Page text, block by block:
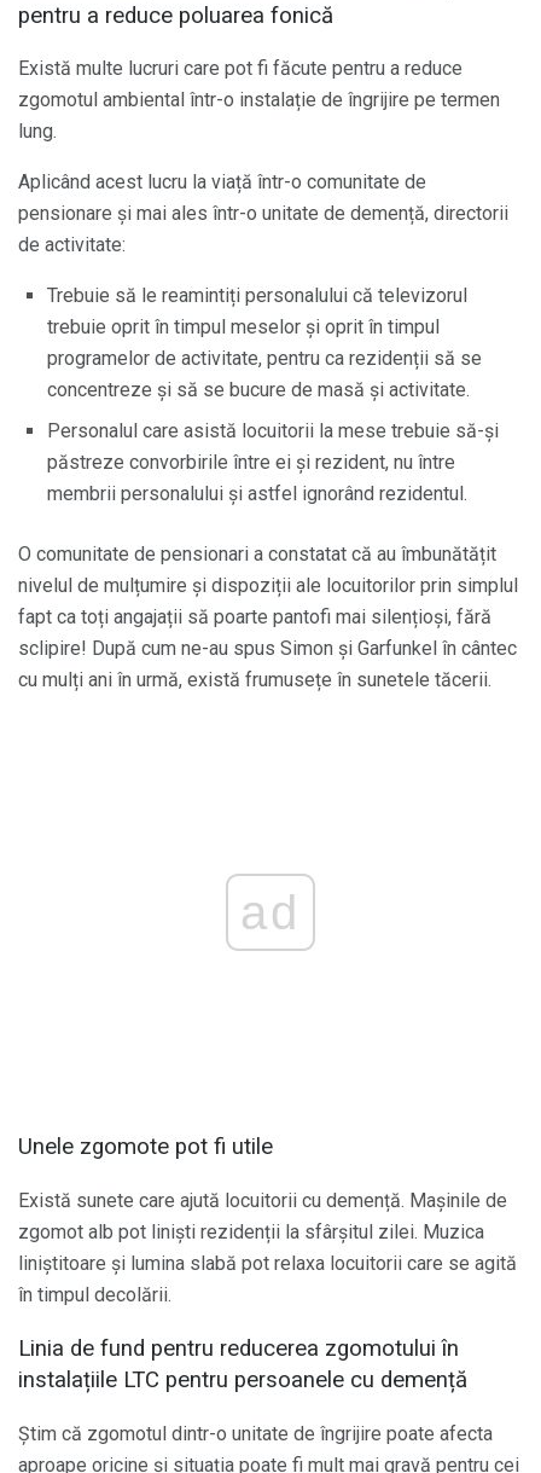
pentru a reduce poluarea fonică
Există multe lucruri care pot fi făcute pentru a reduce
zgomotul ambiental într-o instalație de îngrijire pe termen
lung.
Aplicând acest lucru la viață într-o comunitate de
pensionare și mai ales într-o unitate de demență, directorii
de activitate:
Trebuie să le reamintiți personalului că televizorul
trebuie oprit în timpul meselor și oprit în timpul
programelor de activitate, pentru ca rezidenții să se
concentreze și să se bucure de masă și activitate.
Personalul care asistă locuitorii la mese trebuie să-și
păstreze convorbirile între ei și rezident, nu între
membrii personalului și astfel ignorând rezidentul.
O comunitate de pensionari a constatat că au îmbunătățit
nivelul de mulțumire și dispoziții ale locuitorilor prin simplul
fapt ca toți angajații să poarte pantofi mai silențioși, fără
sclipire! După cum ne-au spus Simon și Garfunkel în cântec
cu mulți ani în urmă, există frumusețe în sunetele tăcerii.
ad
Unele zgomote pot fi utile
Există sunete care ajută locuitorii cu demență. Mașinile de
zgomot alb pot liniști rezidenții la sfârșitul zilei. Muzica
liniștitoare și lumina slabă pot relaxa locuitorii care se agită
în timpul decolării.
Linia de fund pentru reducerea zgomotului în
instalațiile LTC pentru persoanele cu demență
Știm că zgomotul dintr-o unitate de îngrijire poate afecta
aproape oricine și situația poate fi mult mai gravă pentru cei